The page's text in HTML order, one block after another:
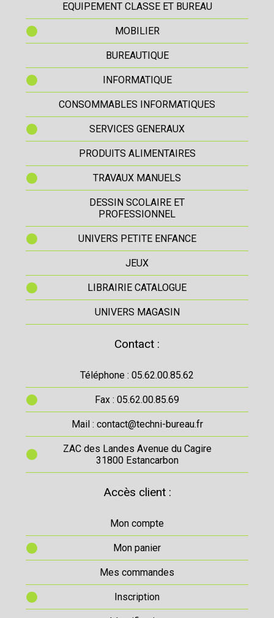
EQUIPEMENT CLASSE ET BUREAU
MOBILIER
BUREAUTIQUE
INFORMATIQUE
CONSOMMABLES INFORMATIQUES
SERVICES GENERAUX
PRODUITS ALIMENTAIRES
TRAVAUX MANUELS
DESSIN SCOLAIRE ET
PROFESSIONNEL
UNIVERS PETITE ENFANCE
JEUX
LIBRAIRIE CATALOGUE
UNIVERS MAGASIN
Contact :
Téléphone : 05.62.00.85.62
Fax : 05.62.00.85.69
Mail : contact@techni-bureau.fr
ZAC des Landes Avenue du Cagire
31800 Estancarbon
Accès client :
Mon compte
Mon panier
Mes commandes
Inscription